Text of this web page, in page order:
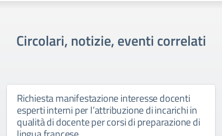
Circolari, notizie, eventi correlati
Richiesta manifestazione interesse docenti
esperti interni per l’attribuzione di incarichi in
qualità di docente per corsi di preparazione di